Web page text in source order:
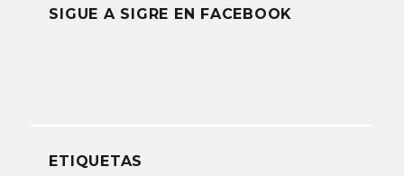
SIGUE A SIGRE EN FACEBOOK
ETIQUETAS